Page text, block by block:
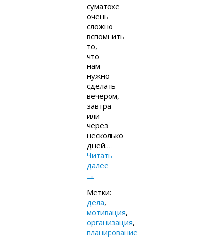
суматохе
очень
сложно
вспомнить
то,
что
нам
нужно
сделать
вечером,
завтра
или
через
несколько
дней….
Читать
далее
→
Метки:
дела,
мотивация,
организация,
планирование